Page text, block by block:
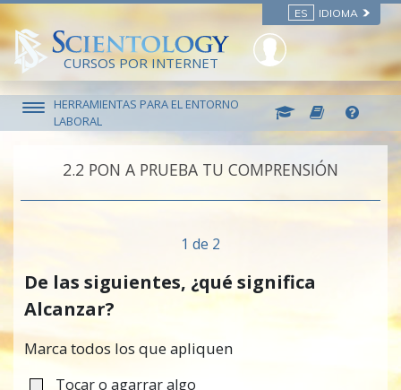
ES IDIOMA
CURSOS POR INTERNET
HERRAMIENTAS PARA EL ENTORNO
LABORAL
2.‎2 PON A PRUEBA TU COMPRENSIÓN
1 de 2
De las siguientes, ¿qué significa
Alcanzar?
Marca todos los que apliquen
Tocar o agarrar algo